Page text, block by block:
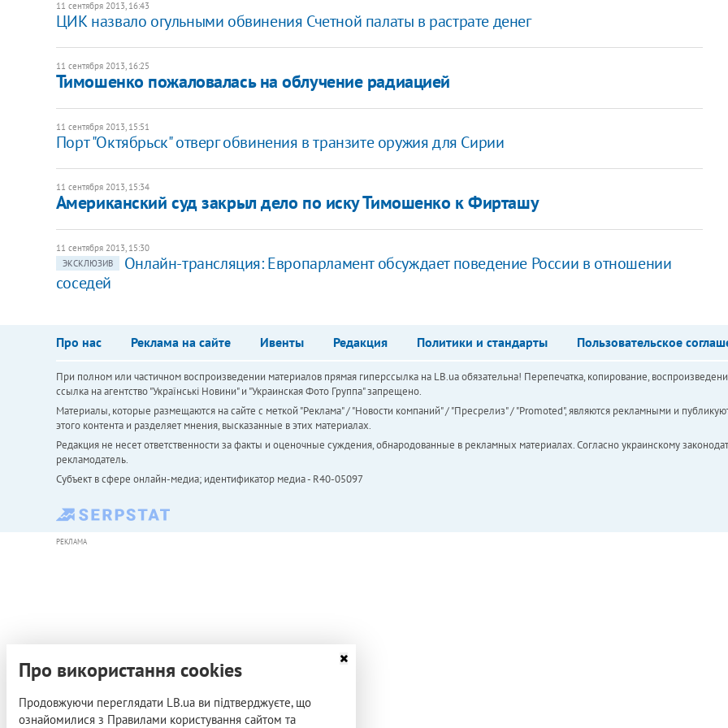
11 сентября 2013, 16:43
ЦИК назвало огульными обвинения Счетной палаты в растрате денег
11 сентября 2013, 16:25
Тимошенко пожаловалась на облучение радиацией
11 сентября 2013, 15:51
Порт "Октябрьск" отверг обвинения в транзите оружия для Сирии
11 сентября 2013, 15:34
Американский суд закрыл дело по иску Тимошенко к Фирташу
11 сентября 2013, 15:30
ЭКСКЛЮЗИВ
Онлайн-трансляция: Европарламент обсуждает поведение России в отношении
соседей
Про нас Реклама на сайте Ивенты Редакция Политики и стандарты Пользовательское
При полном или частичном воспроизведении материалов прямая гиперссылка на LB.ua обязательна! Перепечатка, копирование,
ссылка на агентство "Українськi Новини" и "Украинская Фото Группа" запрещено.
Материалы, которые размещаются на сайте с меткой "Реклама" / "Новости компаний" / "Пресрелиз" / "Promoted", являются рекламными и
этого контента и разделяет мнения, высказанные в этих материалах.
Редакция не несет ответственности за факты и оценочные суждения, обнародованные в рекламных материалах. Согласно украинскому
рекламодатель.
Субъект в сфере онлайн-медиа; идентификатор медиа - R40-05097
РЕКЛАМА
Про використання cookies
Продовжуючи переглядати LB.ua ви підтверджуєте, що
ознайомилися з Правилами користування сайтом та